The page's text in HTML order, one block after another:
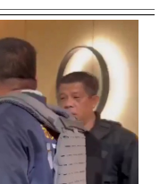
วแคมเปญนี้ เพราะเป็น
มองหาสถานที่ท่อง
วยให้เดอะมอลล์
ธิพิเศษที่ตรงใจและ
ยวกลุ่มนี้ได้อย่างมี